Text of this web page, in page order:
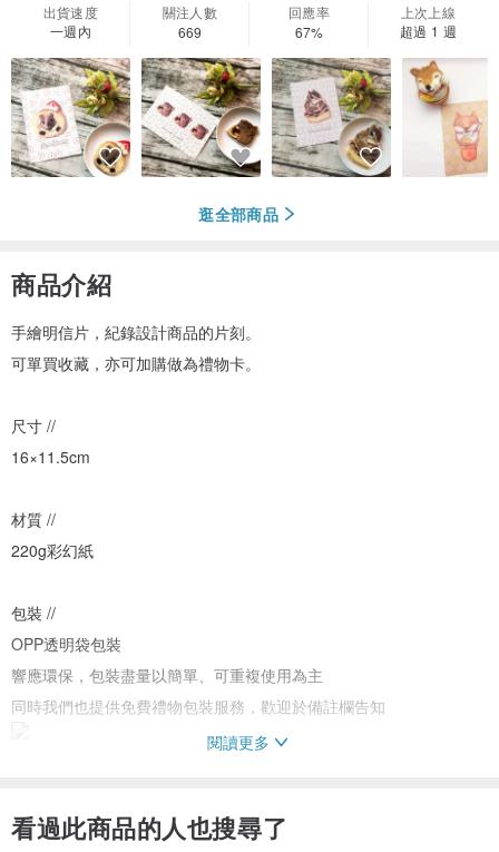
出貨速度
一週內
關注人數
669
回應率
67%
上次上線
超過 1 週
逛全部商品
商品介紹
手繪明信片，紀錄設計商品的片刻。
可單買收藏，亦可加購做為禮物卡。
尺寸 //
16×11.5cm
材質 //
220g彩幻紙
包裝 //
OPP透明袋包裝
響應環保，包裝盡量以簡單、可重複使用為主
同時我們也提供免費禮物包裝服務，歡迎於備註欄告知
產地/製造方式
閱讀更多
看過此商品的人也搜尋了